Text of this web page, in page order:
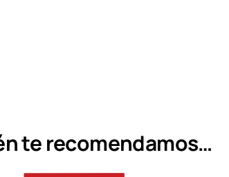
te recomendamos…